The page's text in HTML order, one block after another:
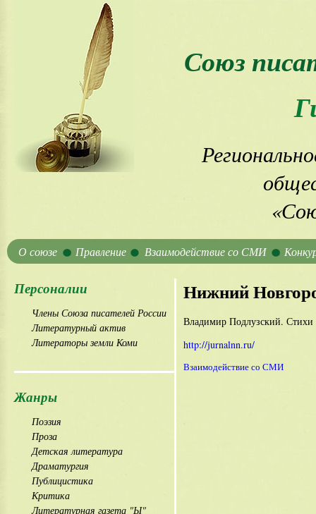
Союз
О союзе Правление Взаимодействие со СМИ
Персоналии
Члены Союза писателей России
Литературный актив
Литераторы земли Коми
Жанры
Поэзия
Проза
Детская литература
Драматургия
Публицистика
Критика
Литературная газета "Ы"
Нижний
Владимир Подлузский. Стихи
http://jurnalnn.ru/
Взаимодействие со СМИ